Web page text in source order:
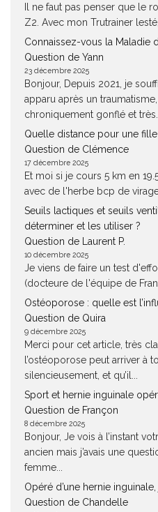
Il ne faut pas penser que le
Z2. Avec mon Trutrainer lesté,
Connaissez-vous la Maladie
Question de Yann
23 décembre 2025
Bonjour, Depuis 2021, je
apparu après un
chroniquement gonflé et
Quelle distance pour une fille
Question de Clémence
17 décembre 2025
Et moi si je cours 5 km en
avec de l'herbe bcp de
Seuils lactiques et seuils
déterminer et les utiliser ?
Question de Laurent P.
10 décembre 2025
Je viens de faire un test
(docteure de l'équipe de
Ostéoporose : quelle est
Question de Quira
9 décembre 2025
Merci pour cet article, très
l’ostéoporose peut arriver à
silencieusement, et qu’il...
Sport et hernie inguinale
Question de Françon
8 décembre 2025
Bonjour, Je vois à l’instant
ancien mais j’avais une
femme...
Opéré d’une hernie inguinale,
Question de Chandelle